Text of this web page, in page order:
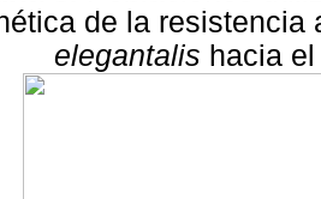
de la
elegantalis hacia